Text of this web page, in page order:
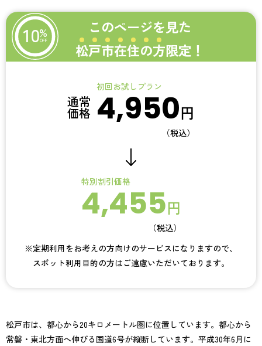
10%
OFF
このページを見た
松戸市在住の方限定！
通常
価格
初回お試しプラン
4,950円
（税込）
特別割引価格
4,455円
（税込）
※定期利用をお考えの方向けのサービスになりますので、
スポット利用目的の方はご遠慮いただいております。
松戸市は、都心から20キロメートル圏に位置しています。都心から
常磐・東北方面へ伸びる国道6号が縦断しています。平成30年6月に